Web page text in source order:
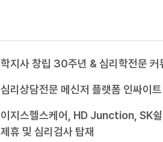
학지사 창립 30주년 & 심리학전문
심리상담전문 메신저 플랫폼 인싸이
이지스헬스케어, HD Junction, SK
제휴 및 심리검사 탑재